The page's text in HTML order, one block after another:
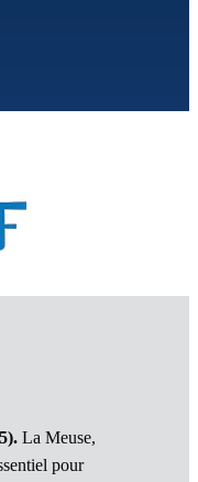
. La Meuse,
pour